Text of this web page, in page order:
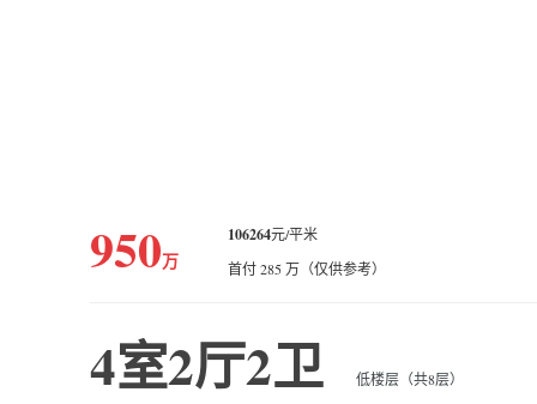
950万
106264元/平米
首付 285 万（仅供参考）
4室2厅2卫 低楼层（共8层）